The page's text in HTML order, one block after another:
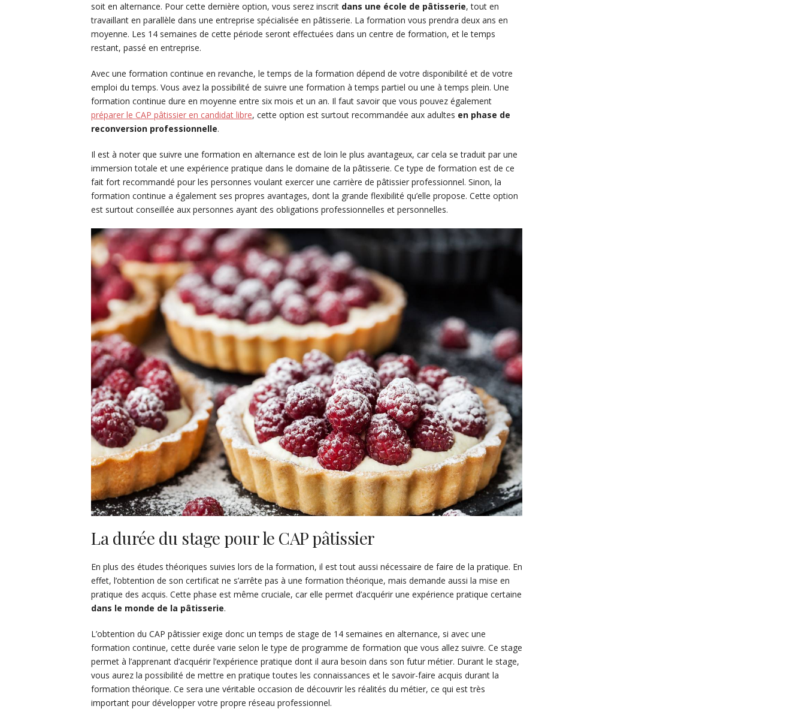
soit en alternance. Pour cette dernière option, vous serez inscrit dans une école de pâtisserie, tout en
travaillant en parallèle dans une entreprise spécialisée en pâtisserie. La formation vous prendra deux ans en
moyenne. Les 14 semaines de cette période seront effectuées dans un centre de formation, et le temps
restant, passé en entreprise.
Avec une formation continue en revanche, le temps de la formation dépend de votre disponibilité et de votre
emploi du temps. Vous avez la possibilité de suivre une formation à temps partiel ou une à temps plein. Une
formation continue dure en moyenne entre six mois et un an. Il faut savoir que vous pouvez également
préparer le CAP pâtissier en candidat libre, cette option est surtout recommandée aux adultes en phase de
reconversion professionnelle.
Il est à noter que suivre une formation en alternance est de loin le plus avantageux, car cela se traduit par une
immersion totale et une expérience pratique dans le domaine de la pâtisserie. Ce type de formation est de ce
fait fort recommandé pour les personnes voulant exercer une carrière de pâtissier professionnel. Sinon, la
formation continue a également ses propres avantages, dont la grande flexibilité qu’elle propose. Cette option
est surtout conseillée aux personnes ayant des obligations professionnelles et personnelles.
La durée du stage pour le CAP pâtissier
En plus des études théoriques suivies lors de la formation, il est tout aussi nécessaire de faire de la pratique. En
effet, l’obtention de son certificat ne s’arrête pas à une formation théorique, mais demande aussi la mise en
pratique des acquis. Cette phase est même cruciale, car elle permet d’acquérir une expérience pratique certaine
dans le monde de la pâtisserie.
L’obtention du CAP pâtissier exige donc un temps de stage de 14 semaines en alternance, si avec une
formation continue, cette durée varie selon le type de programme de formation que vous allez suivre. Ce stage
permet à l’apprenant d’acquérir l’expérience pratique dont il aura besoin dans son futur métier. Durant le stage,
vous aurez la possibilité de mettre en pratique toutes les connaissances et le savoir-faire acquis durant la
formation théorique. Ce sera une véritable occasion de découvrir les réalités du métier, ce qui est très
important pour développer votre propre réseau professionnel.